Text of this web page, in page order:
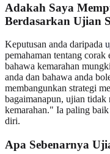
Adakah Saya
Berdasarkan Ujian
Keputusan anda daripada
pemahaman tentang
bahawa kemarahan
anda dan bahawa anda
membangunkan strategi
bagaimanapun, ujian
kemarahan." Ia paling
diri.
Apa Sebenarnya